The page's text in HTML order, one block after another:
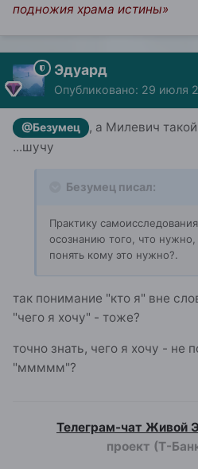
подножия храма истины»
Эдуард
Опубликовано: 29 июля
@Безумец
, а Милевич
...шучу
Безумец писал:
Практику
осознанию того, что
понять кому это нужно?.
так понимание "кто я" вне
"чего я хочу" - тоже?
точно знать, чего я хочу - не
"ммммм"?
Телеграм-чат Живой
проект (Т-